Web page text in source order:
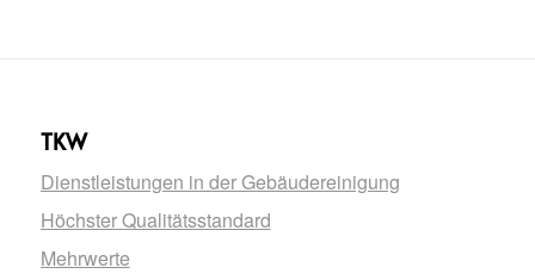
TKW
Dienstleistungen in der Gebäudereinigung
Höchster Qualitätsstandard
Mehrwerte